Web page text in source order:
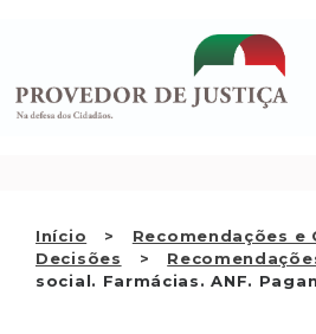
conteúdo
Início
Recomendações e
Decisões
social. Farmácias. ANF.
QUEM SOMOS
ATIVIDADE
RELAÇÕES
APRESENTAR